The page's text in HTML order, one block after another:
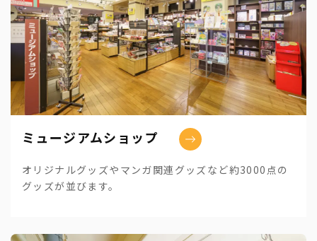
ミュージアムショップ
オリジナルグッズやマンガ関連グッズなど約3000点の
グッズが並びます。